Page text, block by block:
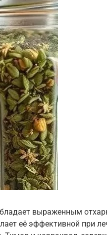
выраженным
её эффективной при